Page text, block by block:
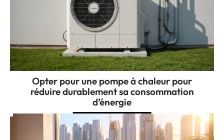
Opter pour une pompe à chaleur pour
réduire durablement sa consommation
d’énergie